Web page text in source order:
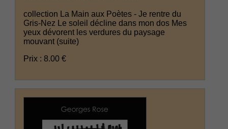
collection La Main aux Poètes - Je rentre du
Gris-Nez Le soleil décline dans mon dos Mes
yeux dévorent les verdures du paysage
mouvant (suite)
Prix : 8.00 €